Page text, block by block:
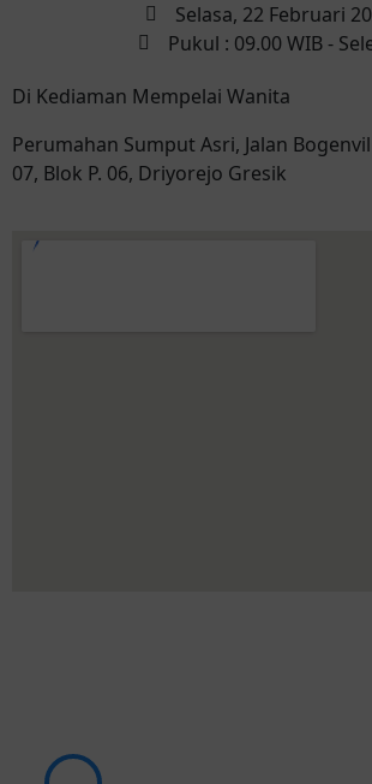
Selasa, 22 Februari
Pukul : 09.00 WIB -
Di Kediaman Mempelai Wanita
Perumahan Sumput Asri, Jalan Bogenvil
07, Blok P. 06, Driyorejo Gresik